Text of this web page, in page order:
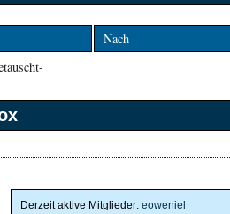
Nach
Derzeit aktive Mitglieder: eoweniel